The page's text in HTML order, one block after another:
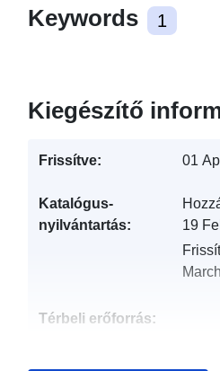
Keywords 1
Kiegészítő
Frissítve: 01
Katalógus-
nyilvántartás:
19
Térbeli erőforrás: